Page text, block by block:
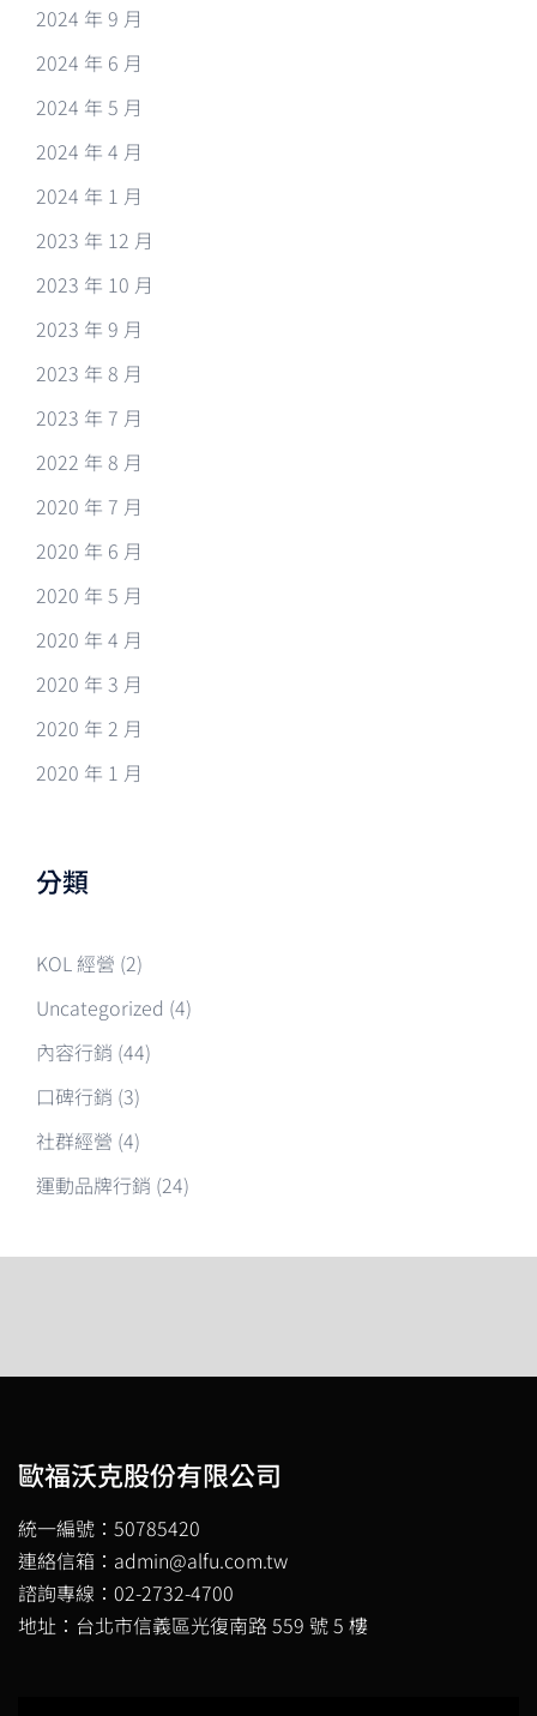
2024 年 9 月
2024 年 6 月
2024 年 5 月
2024 年 4 月
2024 年 1 月
2023 年 12 月
2023 年 10 月
2023 年 9 月
2023 年 8 月
2023 年 7 月
2022 年 8 月
2020 年 7 月
2020 年 6 月
2020 年 5 月
2020 年 4 月
2020 年 3 月
2020 年 2 月
2020 年 1 月
分類
KOL 經營 (2)
Uncategorized (4)
內容行銷 (44)
口碑行銷 (3)
社群經營 (4)
運動品牌行銷 (24)
歐福沃克股份有限公司
統一編號：50785420
連絡信箱：admin@alfu.com.tw
諮詢專線：02-2732-4700
地址：台北市信義區光復南路 559 號 5 樓